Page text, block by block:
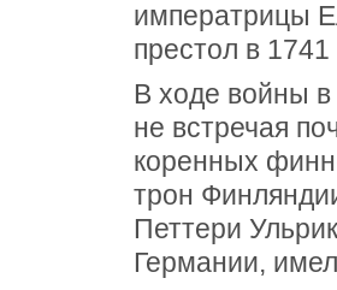
императрицы
престол в 1741
В ходе войны
не встречая
коренных
трон
Петтери
Германии,